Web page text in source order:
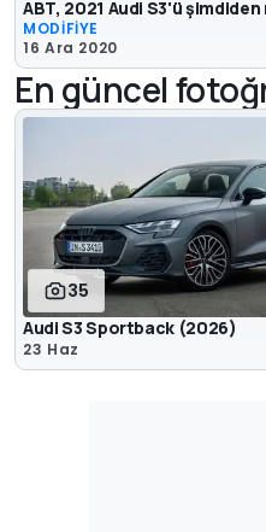
ABT, 2021 Audi S3'ü
MODİFİYE
16 Ara 2020
En güncel
35
Audi S3 Sportback (2026)
23 Haz